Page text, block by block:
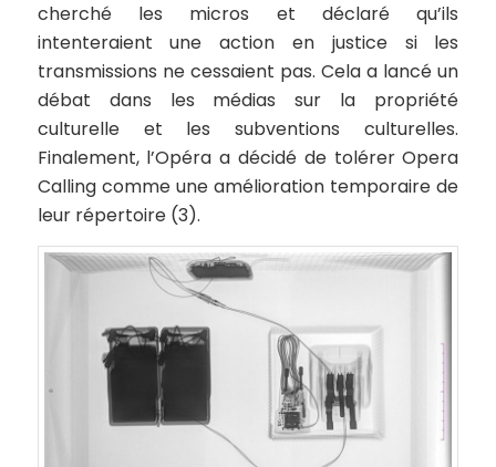
cherché les micros et déclaré qu’ils
intenteraient une action en justice si les
transmissions ne cessaient pas. Cela a lancé un
débat dans les médias sur la propriété
culturelle et les subventions culturelles.
Finalement, l’Opéra a décidé de tolérerOpera
Callingcomme une amélioration temporaire de
leur répertoire (3).